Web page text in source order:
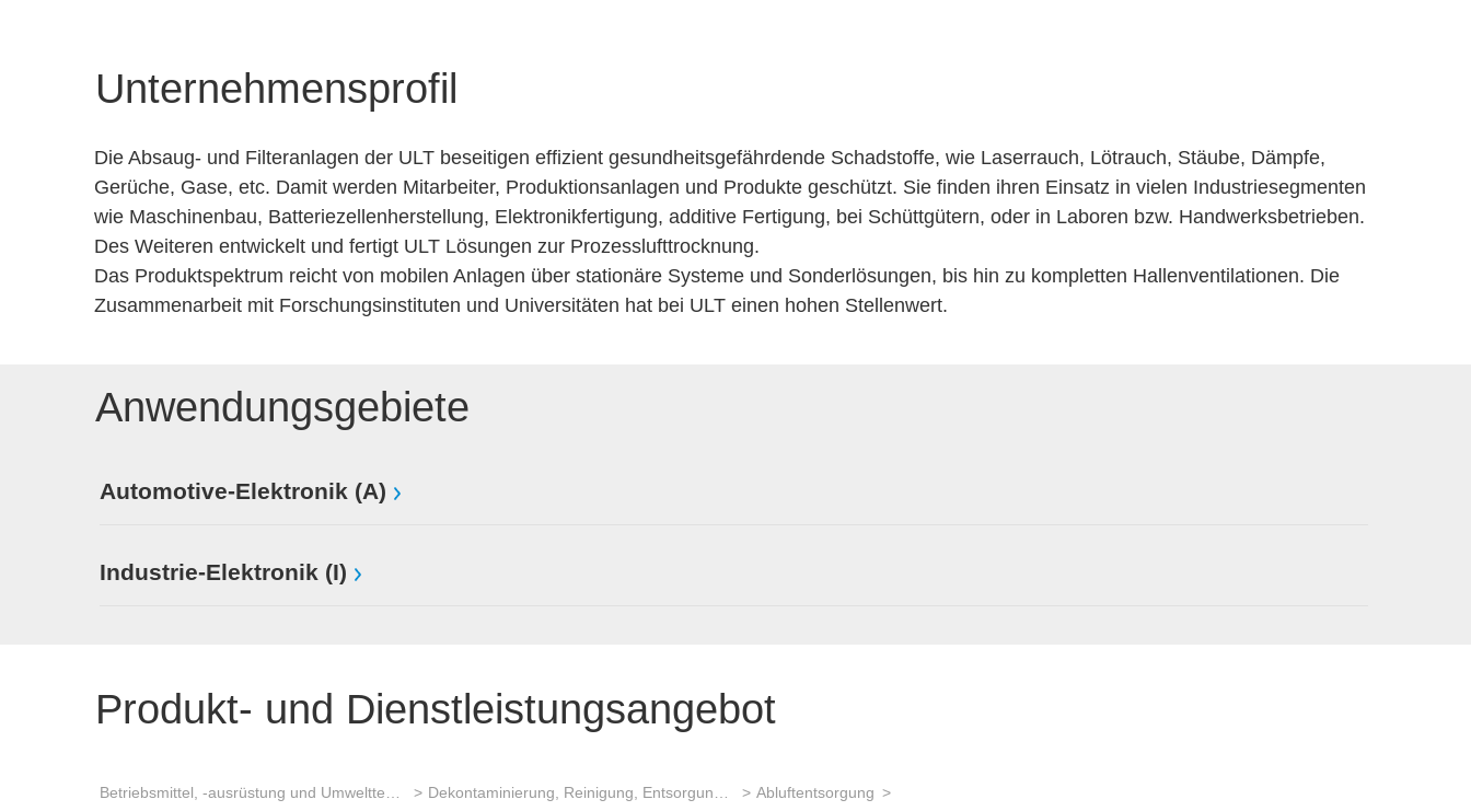
Unternehmensprofil
Die Absaug- und Filteranlagen der ULT beseitigen effizient gesundheitsgefährdende Schadstoffe, wie Laserrauch, Lötrauch, Stäube, Dämpfe,
Gerüche, Gase, etc. Damit werden Mitarbeiter, Produktionsanlagen und Produkte geschützt. Sie finden ihren Einsatz in vielen Industriesegmenten
wie Maschinenbau, Batteriezellenherstellung, Elektronikfertigung, additive Fertigung, bei Schüttgütern, oder in Laboren bzw. Handwerksbetrieben.
Des Weiteren entwickelt und fertigt ULT Lösungen zur Prozesslufttrocknung.
Das Produktspektrum reicht von mobilen Anlagen über stationäre Systeme und Sonderlösungen, bis hin zu kompletten Hallenventilationen. Die
Zusammenarbeit mit Forschungsinstituten und Universitäten hat bei ULT einen hohen Stellenwert.
Anwendungsgebiete
Automotive-Elektronik (A)
Industrie-Elektronik (I)
Produkt- und Dienstleistungsangebot
Abluftentsorgung